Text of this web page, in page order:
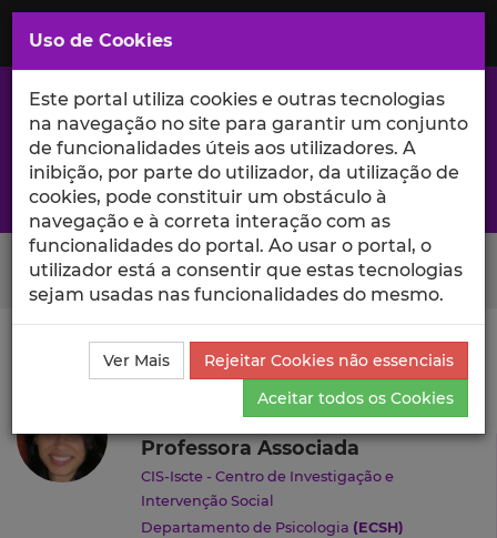
Saltar
para
Conteúdo
Principal
A excelência da investigação e ciência no Iscte
Search Button
Ciência_Iscte Autores Cecília Aguiar Currículo
Cecília Aguiar
Professora Associada
CIS-Iscte - Centro de Investigação e
Intervenção Social
Departamento de Psicologia (ECSH)
Uso de Cookies
Este portal utiliza cookies e outras tecnologias
na navegação no site para garantir um conjunto
de funcionalidades úteis aos utilizadores. A
inibição, por parte do utilizador, da utilização de
cookies, pode constituir um obstáculo à
navegação e à correta interação com as
funcionalidades do portal. Ao usar o portal, o
utilizador está a consentir que estas tecnologias
sejam usadas nas funcionalidades do mesmo.
Ver Mais
Rejeitar Cookies não essenciais
Aceitar todos os Cookies